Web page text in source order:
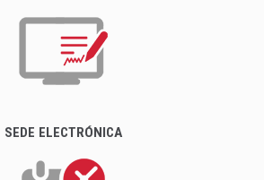
SEDE ELECTRÓNICA